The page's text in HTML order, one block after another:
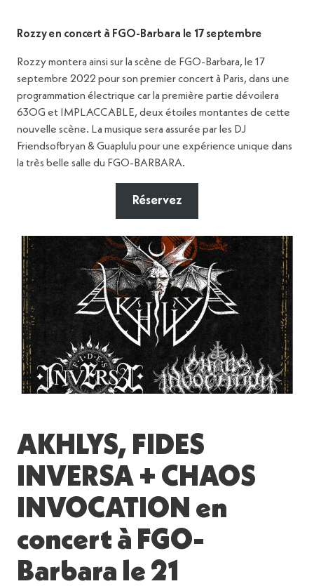
Rozzy en concert à FGO-Barbara le 17 septembre
Rozzy montera ainsi sur la scène de FGO-Barbara, le 17
septembre 2022 pour son premier concert à Paris, dans une
programmation électrique car la première partie dévoilera
63OG et IMPLACCABLE, deux étoiles montantes de cette
nouvelle scène. La musique sera assurée par les DJ
Friendsofbryan & Guaplulu pour une expérience unique dans
la très belle salle du FGO-BARBARA.
Réservez
AKHLYS, FIDES
INVERSA + CHAOS
INVOCATION en
concert à FGO-
Barbara le 21